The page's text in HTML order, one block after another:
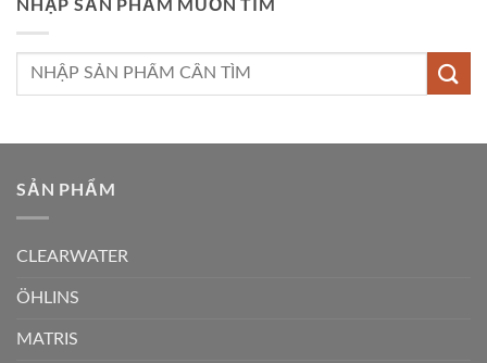
Tìm
SẢN PHẨM
CLEARWATER
ÖHLINS
MATRIS